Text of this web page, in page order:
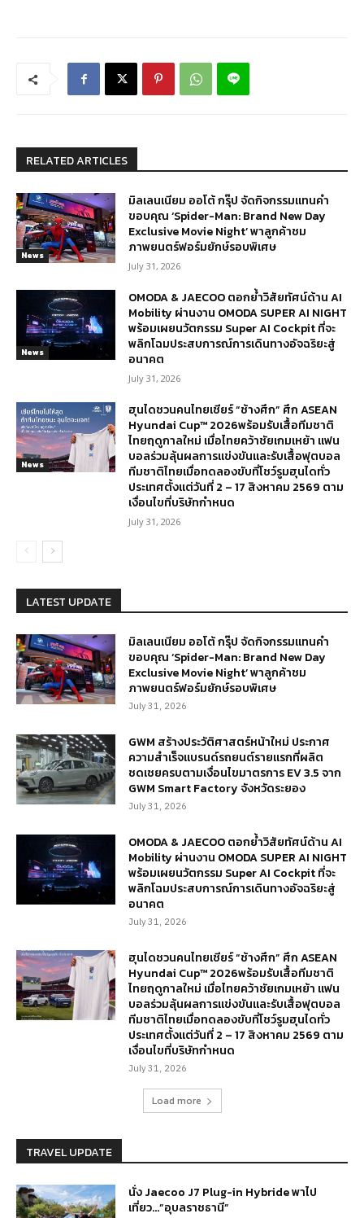
RELATED ARTICLES
News
มิลเลนเนียม ออโต้ กรุ๊ป จัดกิจกรรมแทนคำ
ขอบคุณ ‘Spider-Man: Brand New Day
Exclusive Movie Night’ พาลูกค้าชม
ภาพยนตร์ฟอร์มยักษ์รอบพิเศษ
July 31, 2026
News
OMODA & JAECOO ตอกย้ำวิสัยทัศน์ด้าน AI
Mobility ผ่านงาน OMODA SUPER AI NIGHT
พร้อมเผยนวัตกรรม Super AI Cockpit ที่จะ
พลิกโฉมประสบการณ์การเดินทางอัจฉริยะสู่
อนาคต
July 31, 2026
News
ฮุนไดชวนคนไทยเชียร์ “ช้างศึก” ศึก ASEAN
Hyundai Cup™ 2026พร้อมรับเสื้อทีมชาติ
ไทยฤดูกาลใหม่ เมื่อไทยคว้าชัยเกมเหย้า แฟน
บอลร่วมลุ้นผลการแข่งขันและรับเสื้อฟุตบอล
ทีมชาติไทยเมื่อทดลองขับที่โชว์รูมฮุนไดทั่ว
ประเทศตั้งแต่วันที่ 2 – 17 สิงหาคม 2569 ตาม
เงื่อนไขที่บริษัทกำหนด
July 31, 2026
LATEST UPDATE
มิลเลนเนียม ออโต้ กรุ๊ป จัดกิจกรรมแทนคำ
ขอบคุณ ‘Spider-Man: Brand New Day
Exclusive Movie Night’ พาลูกค้าชม
ภาพยนตร์ฟอร์มยักษ์รอบพิเศษ
July 31, 2026
GWM สร้างประวัติศาสตร์หน้าใหม่ ประกาศ
ความสำเร็จแบรนด์รถยนต์รายแรกที่ผลิต
ชดเชยครบตามเงื่อนไขมาตรการ EV 3.5 จาก
GWM Smart Factory จังหวัดระยอง
July 31, 2026
OMODA & JAECOO ตอกย้ำวิสัยทัศน์ด้าน AI
Mobility ผ่านงาน OMODA SUPER AI NIGHT
พร้อมเผยนวัตกรรม Super AI Cockpit ที่จะ
พลิกโฉมประสบการณ์การเดินทางอัจฉริยะสู่
อนาคต
July 31, 2026
ฮุนไดชวนคนไทยเชียร์ “ช้างศึก” ศึก ASEAN
Hyundai Cup™ 2026พร้อมรับเสื้อทีมชาติ
ไทยฤดูกาลใหม่ เมื่อไทยคว้าชัยเกมเหย้า แฟน
บอลร่วมลุ้นผลการแข่งขันและรับเสื้อฟุตบอล
ทีมชาติไทยเมื่อทดลองขับที่โชว์รูมฮุนไดทั่ว
ประเทศตั้งแต่วันที่ 2 – 17 สิงหาคม 2569 ตาม
เงื่อนไขที่บริษัทกำหนด
July 31, 2026
Load more
TRAVEL UPDATE
นั่ง Jaecoo J7 Plug-in Hybride พาไป
เที่ยว…”อุบลราชธานี”